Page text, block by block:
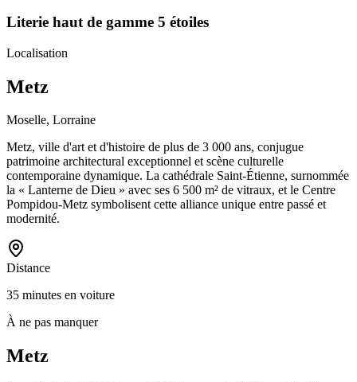
Literie haut de gamme 5 étoiles
Localisation
Metz
Moselle, Lorraine
Metz, ville d'art et d'histoire de plus de 3 000 ans, conjugue
patrimoine architectural exceptionnel et scène culturelle
contemporaine dynamique. La cathédrale Saint-Étienne, surnommée
la « Lanterne de Dieu » avec ses 6 500 m² de vitraux, et le Centre
Pompidou-Metz symbolisent cette alliance unique entre passé et
modernité.
Distance
35 minutes en voiture
À ne pas manquer
Metz